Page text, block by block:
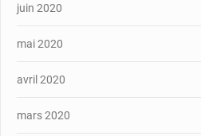
juin 2020
mai 2020
avril 2020
mars 2020